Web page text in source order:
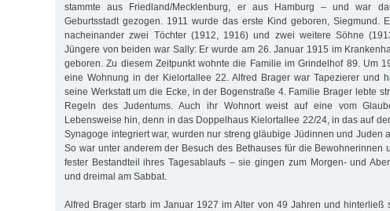
stammte aus Friedland/Mecklenburg, er aus Hamburg – und war
Geburtsstadt gezogen. 1911 wurde das erste Kind geboren, Siegmund.
nacheinander zwei Töchter (1912, 1916) und zwei weitere Söhne
Jüngere von beiden war Sally: Er wurde am 26. Januar 1915 im
geboren. Zu diesem Zeitpunkt wohnte die Familie im Grindelhof 89. Um
eine Wohnung in der Kielortallee 22. Alfred Brager war Tapezierer und
seine Werkstatt um die Ecke, in der Bogenstraße 4. Familie Brager lebte
Regeln des Judentums. Auch ihr Wohnort weist auf eine vom
Lebensweise hin, denn in das Doppelhaus Kielortallee 22/24, in das auf
Synagoge integriert war, wurden nur streng gläubige Jüdinnen und Juden
So war unter anderem der Besuch des Bethauses für die Bewohnerinnen
fester Bestandteil ihres Tagesablaufs – sie gingen zum Morgen- und
und dreimal am Sabbat.
Alfred Brager starb im Januar 1927 im Alter von 49 Jahren und hinterließ